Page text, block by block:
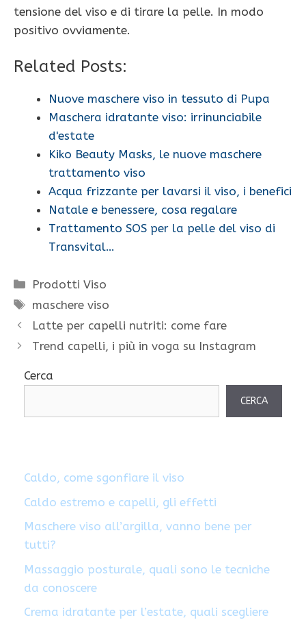
tensione del viso e di tirare la pelle. In modo
positivo ovviamente.
Related Posts:
Nuove maschere viso in tessuto di Pupa
Maschera idratante viso: irrinunciabile
d'estate
Kiko Beauty Masks, le nuove maschere
trattamento viso
Acqua frizzante per lavarsi il viso, i benefici
Natale e benessere, cosa regalare
Trattamento SOS per la pelle del viso di
Transvital…
Categorie
Prodotti Viso
Tag
maschere viso
Latte per capelli nutriti: come fare
Trend capelli, i più in voga su Instagram
Cerca
CERCA
Caldo, come sgonfiare il viso
Caldo estremo e capelli, gli effetti
Maschere viso all’argilla, vanno bene per
tutti?
Massaggio posturale, quali sono le tecniche
da conoscere
Crema idratante per l’estate, quali scegliere